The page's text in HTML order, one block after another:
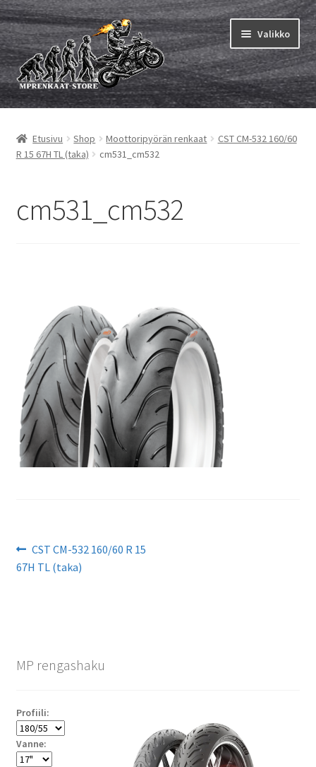
Siirry
navigointiin
Siirry
sisältöön
Valikko
MP renkaat
tason
Sisärenkaat ja nauhat
Vinkit&ohjeet
Etusivu Shop Moottoripyörän renkaat
CST CM-532 160/60
R 15 67H TL (taka)
cm531_cm532
cm531_cm532
Artikkelien
selaus
Edellinen
artikkeli
CST CM-532 160/60 R 15
67H TL (taka)
MP rengashaku
Profiili:
Vanne: